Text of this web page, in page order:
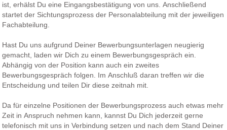
ist, erhälst Du eine Eingangsbestätigung von uns. Anschließend
startet der Sichtungsprozess der Personalabteilung mit der jeweiligen
Fachabteilung.
Hast Du uns aufgrund Deiner Bewerbungsunterlagen neugierig
gemacht, laden wir Dich zu einem Bewerbungsgespräch ein.
Abhängig von der Position kann auch ein zweites
Bewerbungsgespräch folgen. Im Anschluß daran treffen wir die
Entscheidung und teilen Dir diese zeitnah mit.
Da für einzelne Positionen der Bewerbungsprozess auch etwas mehr
Zeit in Anspruch nehmen kann, kannst Du Dich jederzeit gerne
telefonisch mit uns in Verbindung setzen und nach dem Stand Deiner